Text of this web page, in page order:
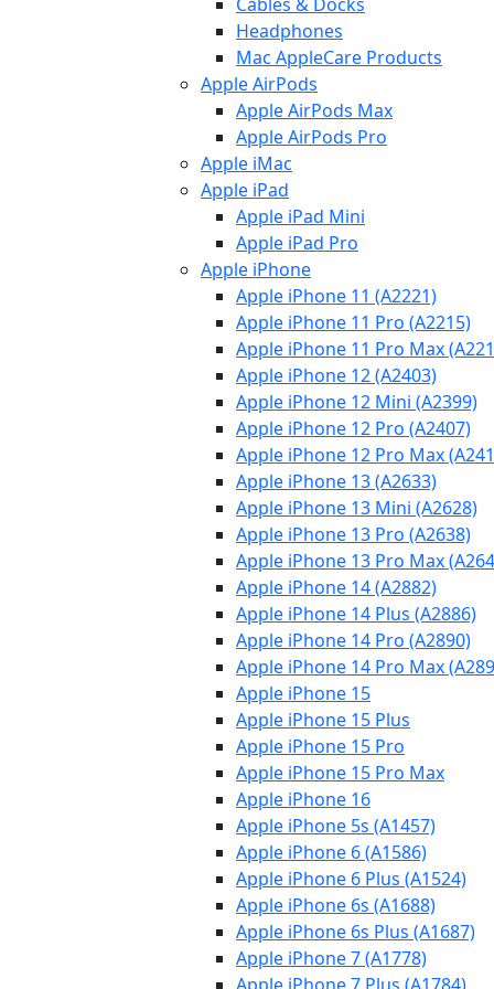
Headphones
Mac AppleCare Products
Apple AirPods
Apple AirPods Max
Apple AirPods Pro
Apple iMac
Apple iPad
Apple iPad Mini
Apple iPad Pro
Apple iPhone
Apple iPhone 11 (A2221)
Apple iPhone 11 Pro (A2215)
Apple iPhone 11 Pro Max
Apple iPhone 12 (A2403)
Apple iPhone 12 Mini (A2399)
Apple iPhone 12 Pro (A2407)
Apple iPhone 12 Pro Max
Apple iPhone 13 (A2633)
Apple iPhone 13 Mini (A2628)
Apple iPhone 13 Pro (A2638)
Apple iPhone 13 Pro Max
Apple iPhone 14 (A2882)
Apple iPhone 14 Plus (A2886)
Apple iPhone 14 Pro (A2890)
Apple iPhone 14 Pro Max
Apple iPhone 15
Apple iPhone 15 Plus
Apple iPhone 15 Pro
Apple iPhone 15 Pro Max
Apple iPhone 16
Apple iPhone 5s (A1457)
Apple iPhone 6 (A1586)
Apple iPhone 6 Plus (A1524)
Apple iPhone 6s (A1688)
Apple iPhone 6s Plus (A1687)
Apple iPhone 7 (A1778)